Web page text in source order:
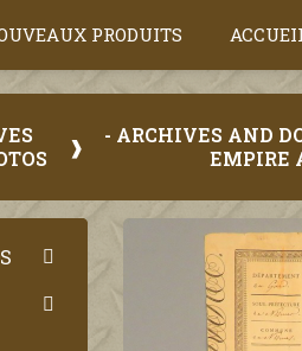
PRODUITS
- ARCHIVES AND
EMPIRE